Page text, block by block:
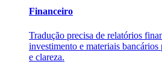
Financeiro
Tradução precisa de relatórios
investimento e materiais
e clareza.